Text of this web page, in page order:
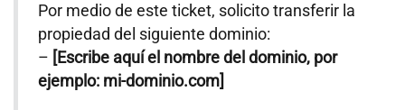
Por medio de este ticket, solicito transferir la
propiedad del siguiente dominio:
– [Escribe aquí el nombre del dominio, por
ejemplo: mi-dominio.com]